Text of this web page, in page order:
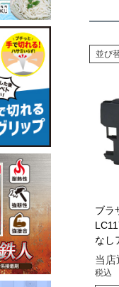
並び
ブラ
なし
当店
税込